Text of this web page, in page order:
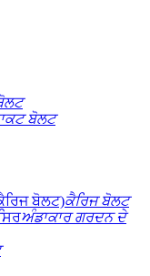
ਬੋਲਟ
ਕੈਰਿਜ ਬੋਲਟ
ਅੰਡਾਕਾਰ ਗਰਦਨ ਦੇ